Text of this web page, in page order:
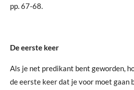
pp. 67-68.
De eerste keer
Als je net predikant bent geworden,
de eerste keer dat je voor moet gaan